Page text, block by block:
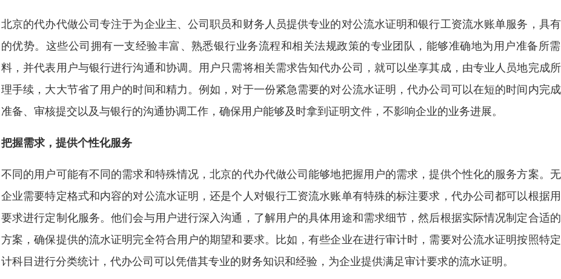
北京的代办代做公司专注于为企业主、公司职员和财务人员提供专业的对公流水证明和银行工资流水账单服务，具
的优势。这些公司拥有一支经验丰富、熟悉银行业务流程和相关法规政策的专业团队，能够准确地为用户准备所
料，并代表用户与银行进行沟通和协调。用户只需将相关需求告知代办公司，就可以坐享其成，由专业人员地完成
理手续，大大节省了用户的时间和精力。例如，对于一份紧急需要的对公流水证明，代办公司可以在短的时间内完
准备、审核提交以及与银行的沟通协调工作，确保用户能够及时拿到证明文件，不影响企业的业务进展。
把握需求，提供个性化服务
不同的用户可能有不同的需求和特殊情况，北京的代办代做公司能够地把握用户的需求，提供个性化的服务方案。
企业需要特定格式和内容的对公流水证明，还是个人对银行工资流水账单有特殊的标注要求，代办公司都可以根据
要求进行定制化服务。他们会与用户进行深入沟通，了解用户的具体用途和需求细节，然后根据实际情况制定合适
方案，确保提供的流水证明完全符合用户的期望和要求。比如，有些企业在进行审计时，需要对公流水证明按照特
计科目进行分类统计，代办公司可以凭借其专业的财务知识和经验，为企业提供满足审计要求的流水证明。